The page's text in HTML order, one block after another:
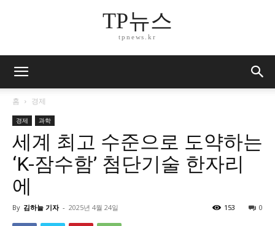
TP뉴스
tpnews.kr
홈 경제
경제 과학
세계 최고 수준으로 도약하는
‘K-잠수함’ 첨단기술 한자리
에
By 김하늘 기자 - 2025년 4월 24일 0
153